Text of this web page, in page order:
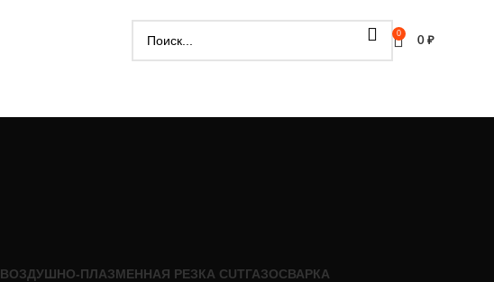
0
0 ₽
ВОЗДУШНО-ПЛАЗМЕННАЯ РЕЗКА CUTГАЗОСВАРКА